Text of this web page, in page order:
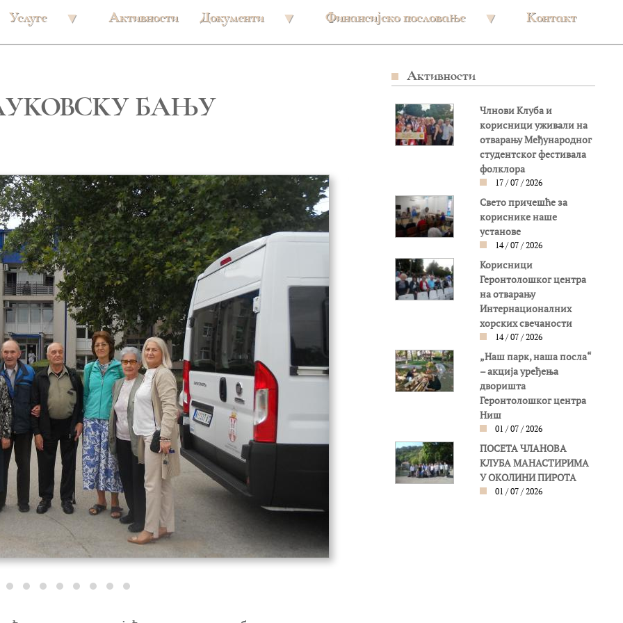
Услуге Активности Документи Финансијско пословање Контакт
БАЊУ
Активности
Члнови Клуба и
корисници уживали на
отварању Међународног
студентског фестивала
фолклора
17 / 07 / 2026
Свето причешће за
кориснике наше
установе
14 / 07 / 2026
Корисници
Геронтолошког центра
на отварању
Интернационалних
хорских свечаности
14 / 07 / 2026
„Наш парк, наша посла“
– акција уређења
дворишта
Геронтолошког центра
Ниш
01 / 07 / 2026
ПОСЕТА ЧЛАНОВА
КЛУБА МАНАСТИРИМА
У ОКОЛИНИ ПИРОТА
01 / 07 / 2026